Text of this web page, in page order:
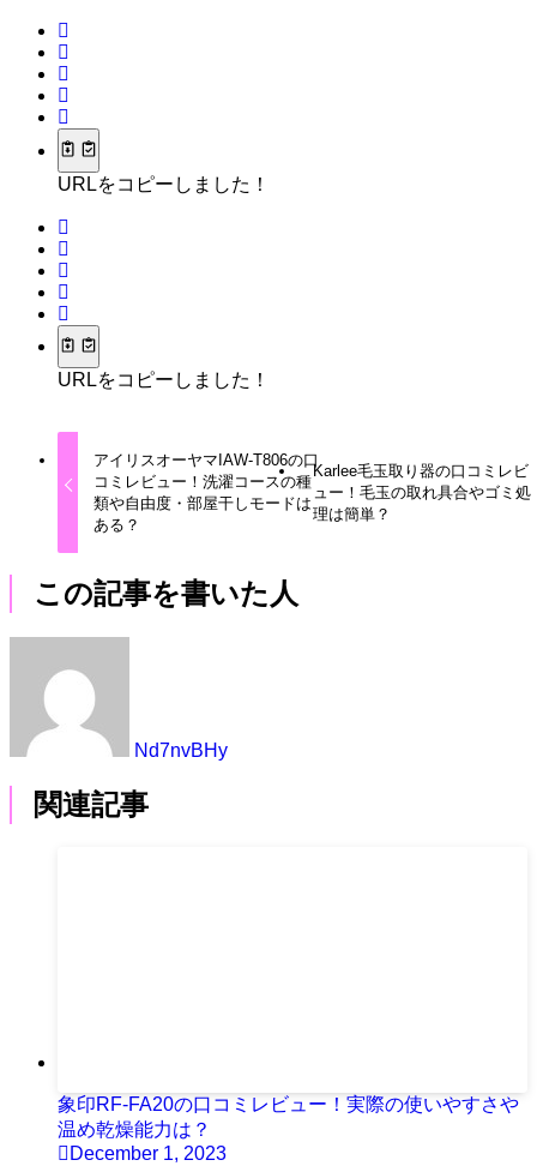
URLをコピーしました！
URLをコピーしました！
アイリスオーヤマIAW-T806の口
コミレビュー！洗濯コースの種
類や自由度・部屋干しモードは
ある？
Karlee毛玉取り器の口コミレビ
ュー！毛玉の取れ具合やゴミ処
理は簡単？
この記事を書いた人
Nd7nvBHy
関連記事
象印RF-FA20の口コミレビュー！実際の使いやすさや
温め乾燥能力は？
December 1, 2023